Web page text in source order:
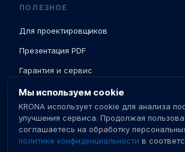
ПОЛЕЗНОЕ
Для проектировщиков
Презентация PDF
Гарантия и сервис
Доставка и ПНР
База знаний
Сертификаты
Мы используем cookie
KRONA использует cookie для анализа
улучшения сервиса. Продолжая
соглашаетесь на обработку
политике конфиденциальности в